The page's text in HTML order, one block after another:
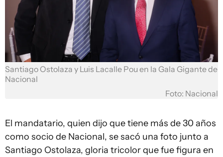
Santiago Ostolaza y Luis Lacalle Pou en la Gala Gigante de
Nacional
Foto: Nacional
El mandatario, quien dijo que tiene más de 30 años
como socio de Nacional, se sacó una foto junto a
Santiago Ostolaza, gloria tricolor que fue figura en